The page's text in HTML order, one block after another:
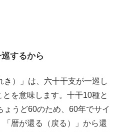
するから
）」は、六十干支が一巡し
を意味します。十干10種と
うど60のため、60年でサイ
暦が還る（戻る）」から還